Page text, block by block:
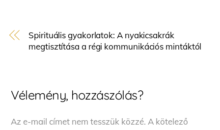
Spirituális gyakorlatok: A nyakicsakrák
megtisztítása a régi kommunikációs mintáktól
Vélemény, hozzászólás?
Az e-mail címet nem tesszük közzé. A kötelező